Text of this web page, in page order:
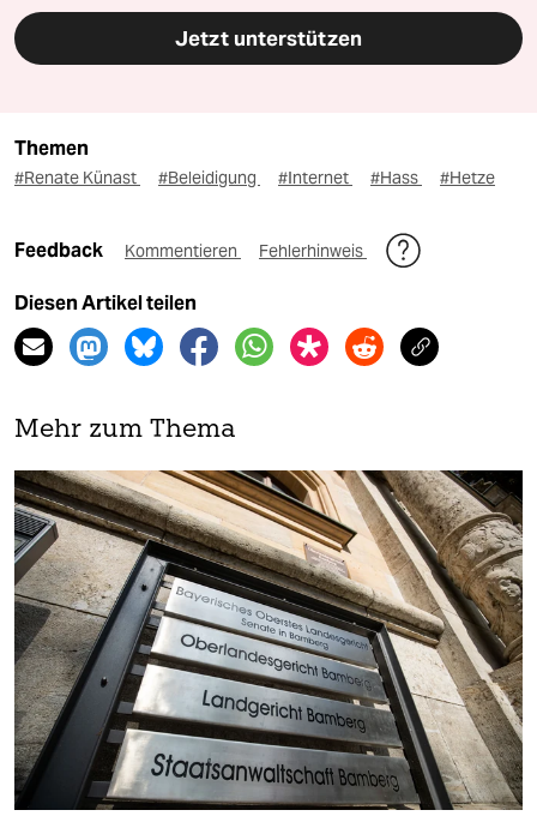
Jetzt unterstützen
Themen
#Renate Künast #Beleidigung #Internet #Hass #Hetze
Feedback Kommentieren Fehlerhinweis
Diesen Artikel teilen
Mehr zum Thema